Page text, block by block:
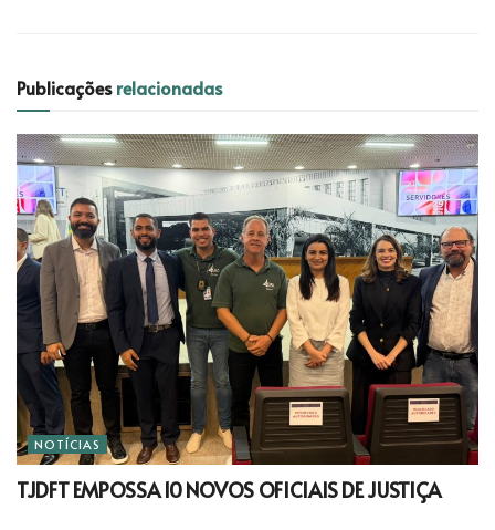
Publicaçõesrelacionadas
NOTÍCIAS
TJDFT EMPOSSA 10 NOVOS OFICIAIS DE JUSTIÇA